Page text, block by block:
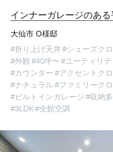
インナーガレージのある
大仙市 O様邸
#折り上げ天井 #シューズク
#外観#40坪〜 #ユーティリテ
#カウンター #アクセントク
#ナチュラル#ファミリーク
#ビルトインガレージ #収納
#3LDK#全館空調